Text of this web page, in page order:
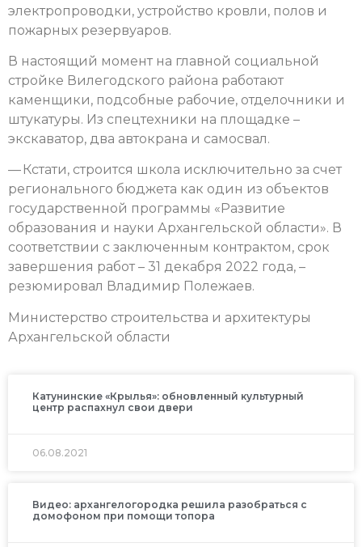
электропроводки, устройство кровли, полов и
пожарных резервуаров.
В настоящий момент на главной социальной
стройке Вилегодского района работают
каменщики, подсобные рабочие, отделочники и
штукатуры. Из спецтехники на площадке –
экскаватор, два автокрана и самосвал.
— Кстати, строится школа исключительно за счет
регионального бюджета как один из объектов
государственной программы «Развитие
образования и науки Архангельской области». В
соответствии с заключенным контрактом, срок
завершения работ – 31 декабря 2022 года, –
резюмировал Владимир Полежаев.
Министерство строительства и архитектуры
Архангельской области
Катунинские «Крылья»: обновленный культурный
центр распахнул свои двери
06.08.2021
Видео: архангелогородка решила разобраться с
домофоном при помощи топора